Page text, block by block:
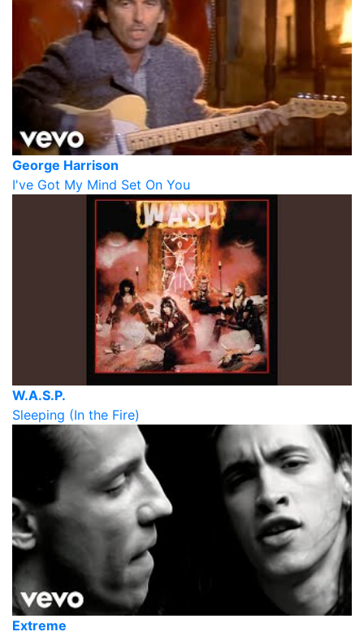
George Harrison
I've Got My Mind Set On You
W.A.S.P.
Sleeping (In the Fire)
Extreme